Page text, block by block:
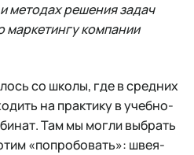
методах решения задач
маркетингу компании
со школы, где в средних
на практику в учебно-
Там мы могли выбрать
«попробовать»: швея-